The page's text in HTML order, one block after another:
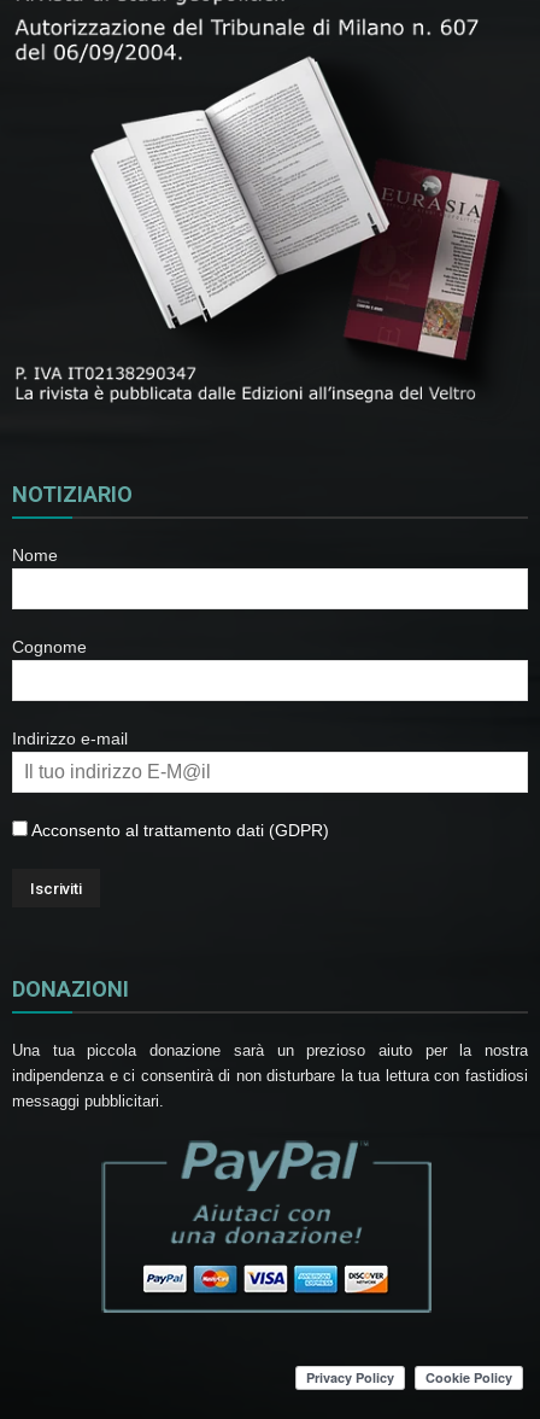
NOTIZIARIO
Nome
Cognome
Indirizzo e-mail
Acconsento al trattamento dati (GDPR)
DONAZIONI
Una tua piccola donazione sarà un prezioso aiuto per la nostra
indipendenza e ci consentirà di non disturbare la tua lettura con fastidiosi
messaggi pubblicitari.